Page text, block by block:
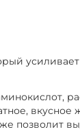
вкусное
позволит